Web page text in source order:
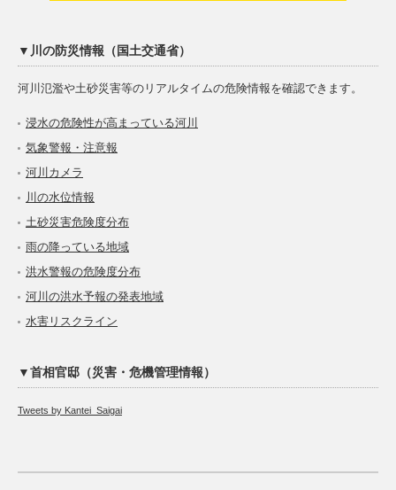
▼川の防災情報（国土交通省）
河川氾濫や土砂災害等のリアルタイムの危険情報を確認できます。
浸水の危険性が高まっている河川
気象警報・注意報
河川カメラ
川の水位情報
土砂災害危険度分布
雨の降っている地域
洪水警報の危険度分布
河川の洪水予報の発表地域
水害リスクライン
▼首相官邸（災害・危機管理情報）
Tweets by Kantei_Saigai